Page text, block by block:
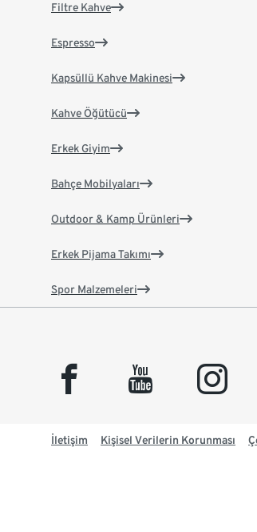
Filtre Kahve
Espresso
Kapsüllü Kahve Makinesi
Kahve Öğütücü
Erkek Giyim
Bahçe Mobilyaları
Outdoor & Kamp Ürünleri
Erkek Pijama Takımı
Spor Malzemeleri
facebook youtube instagram
İletişim Kişisel Verilerin Korunması